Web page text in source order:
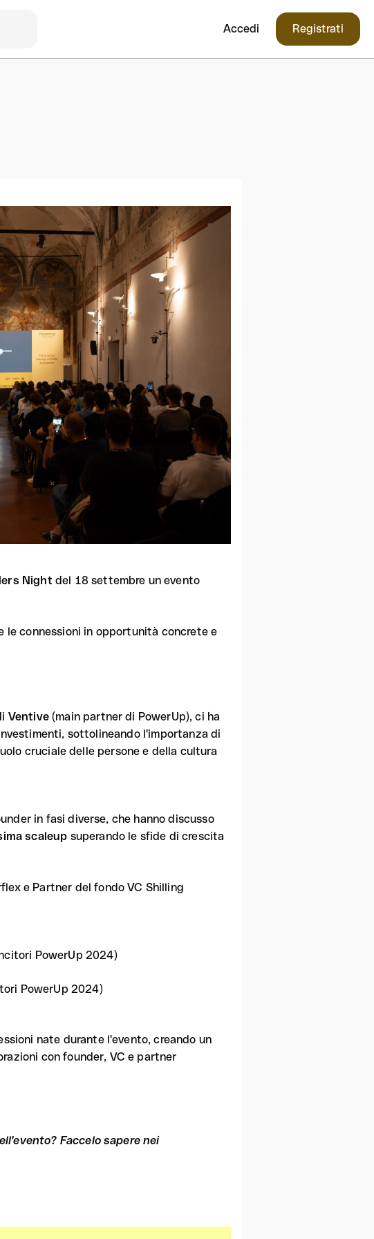
Accedi Registrati
Night del 18 settembre un evento
le connessioni in opportunità concrete e
Ventive(main partner di PowerUp), ci ha
sottolineando l'importanza di
cruciale delle persone e della cultura
in fasi diverse, che hanno discusso
scaleup superando le sfide di crescita
e Partner del fondo VC Shilling
PowerUp 2024)
PowerUp 2024)
nate durante l'evento, creando un
con founder, VC e partner
Faccelo sapere nei